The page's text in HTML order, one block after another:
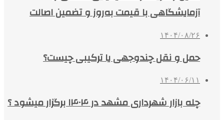
آزمایشگاهی با قیمت به‌روز و تضمین اصالت
۱۴۰۴/۰۸/۲۶
حمل و نقل چندوجهی یا ترکیبی چیست؟
۱۴۰۴/۰۶/۱۱
چله بازار شهرداری مشهد در ۱۴۰۴ برگزار میشود ؟